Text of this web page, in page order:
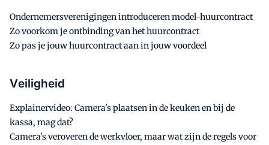
Ondernemersverenigingen introduceren model-huurcontract
Zo voorkom je ontbinding van het huurcontract
Zo pas je jouw huurcontract aan in jouw voordeel
Veiligheid
Explainervideo: Camera's plaatsen in de keuken en bij de
kassa, mag dat?
Camera's veroveren de werkvloer, maar wat zijn de regels voor